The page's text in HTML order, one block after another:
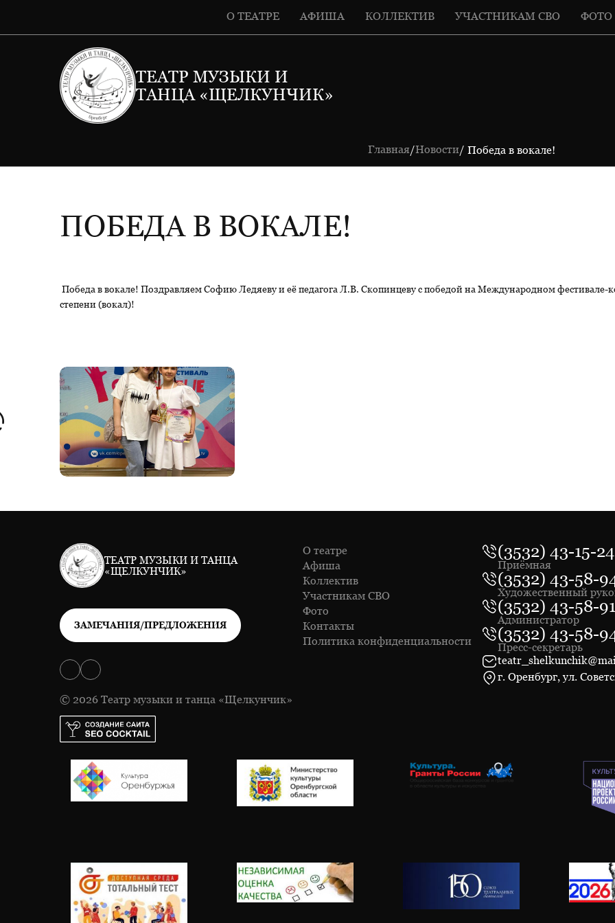
О ТЕАТРЕ АФИША КОЛЛЕКТИВ УЧАСТНИКАМ СВО ФОТО
ТЕАТР МУЗЫКИ И
ТАНЦА «ЩЕЛКУНЧИК»
Главная/Новости/ Победа в вокале!
ПОБЕДА В ВОКАЛЕ!
Победа в вокале! Поздравляем Софию Ледяеву и её педагога Л.В. Скопинцеву с победой на Международном фестивале-
степени (вокал)!
ТЕАТР МУЗЫКИ И ТАНЦА
«ЩЕЛКУНЧИК»
ЗАМЕЧАНИЯ/ПРЕДЛОЖЕНИЯ
© 2026 Театр музыки и танца «Щелкунчик»
О театре
Афиша
Коллектив
Участникам СВО
Фото
Контакты
Политика конфиденциальности
(3532) 43-15-24
Приёмная
(3532) 43-58-
Художественный
(3532) 43-58-91
Администратор
(3532) 43-58-
Пресс-секретарь
г. Оренбург, ул.